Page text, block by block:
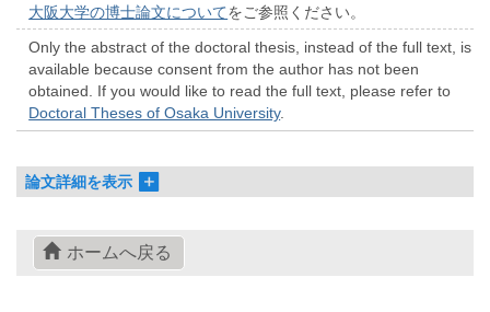
大阪大学の博士論文についてをご参照ください。
Only the abstract of the doctoral thesis, instead of the full text, is
available because consent from the author has not been
obtained. If you would like to read the full text, please refer to
Doctoral Theses of Osaka University.
論文詳細を表示
ホームへ戻る